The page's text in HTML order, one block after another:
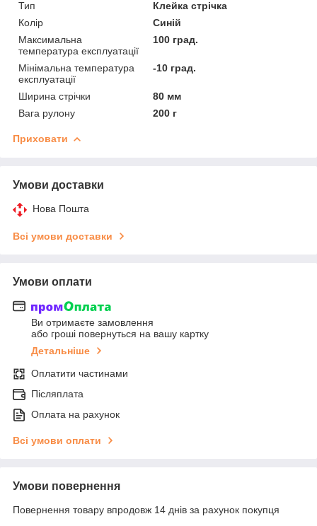
Тип
Клейка стрічка
Колір
Синій
Максимальна
температура експлуатації
100 град.
Мінімальна температура
експлуатації
-10 град.
Ширина стрічки
80 мм
Вага рулону
200 г
Приховати
Умови доставки
Нова Пошта
Всі умови доставки
Умови оплати
Ви отримаєте замовлення
або гроші повернуться на вашу картку
Детальніше
Оплатити частинами
Післяплата
Оплата на рахунок
Всі умови оплати
Умови повернення
Повернення товару впродовж 14 днів за рахунок покупця